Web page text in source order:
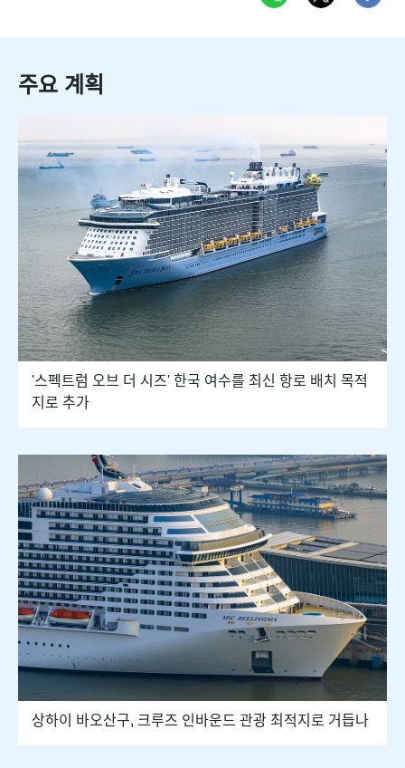
주요 계획
'스펙트럼 오브 더 시즈' 한국 여수를 최신 항로 배치 목적
지로 추가
상하이 바오산구, 크루즈 인바운드 관광 최적지로 거듭나